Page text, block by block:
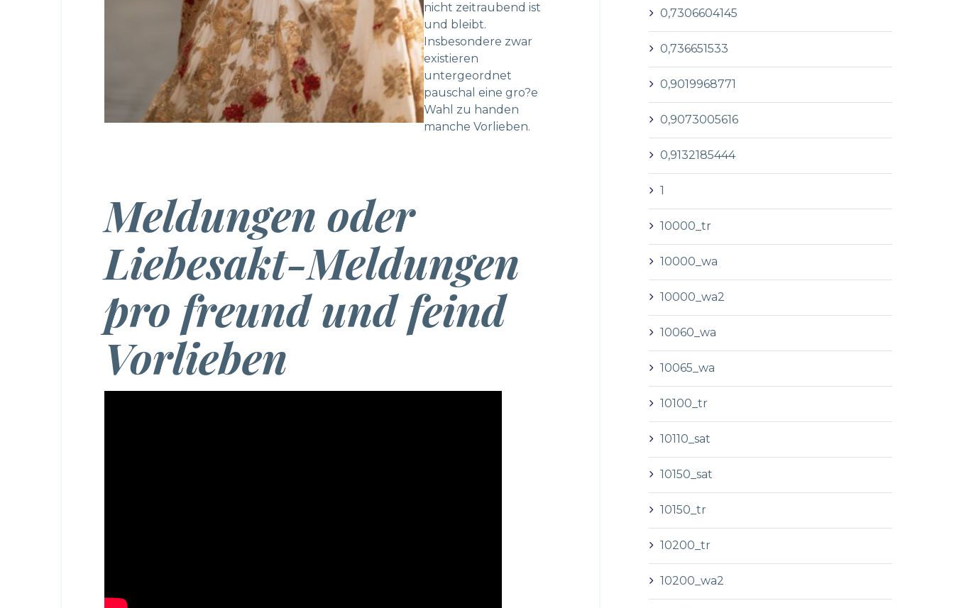
nicht zeitraubend ist
und bleibt.
Insbesondere zwar
existieren
untergeordnet
pauschal eine gro?e
Wahl zu handen
manche Vorlieben.
Meldungen oder
Liebesakt-Meldungen
pro freund und feind
Vorlieben
0,7306604145
0,736651533
0,9019968771
0,9073005616
0,9132185444
1
10000_tr
10000_wa
10000_wa2
10060_wa
10065_wa
10100_tr
10110_sat
10150_sat
10150_tr
10200_tr
10200_wa2